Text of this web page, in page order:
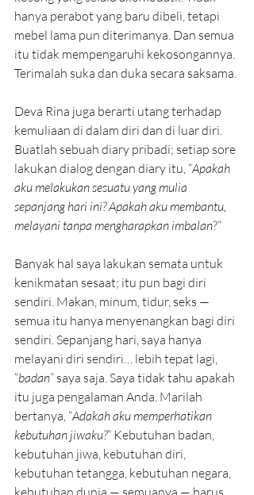
hanya perabot yang baru dibeli, tetapi
mebel lama pun diterimanya. Dan semua
itu tidak mempengaruhi kekosongannya.
Terimalah suka dan duka secara saksama.
Deva Rina juga berarti utang terhadap
kemuliaan di dalam diri dan di luar diri.
Buatlah sebuah diary pribadi; setiap sore
lakukan dialog dengan diary itu, “Apakah
aku melakukan sesuatu yang mulia
sepanjang hari ini? Apakah aku membantu,
melayani tanpa mengharapkan imbalan?”
Banyak hal saya lakukan semata untuk
kenikmatan sesaat; itu pun bagi diri
sendiri. Makan, minum, tidur, seks —
semua itu hanya menyenangkan bagi diri
sendiri. Sepanjang hari, saya hanya
melayani diri sendiri… lebih tepat lagi,
“badan” saya saja. Saya tidak tahu apakah
itu juga pengalaman Anda. Marilah
bertanya, “Adakah aku memperhatikan
kebutuhan jiwaku?” Kebutuhan badan,
kebutuhan jiwa, kebutuhan diri,
kebutuhan tetangga, kebutuhan negara,
kebutuhan dunia — semuanya — harus